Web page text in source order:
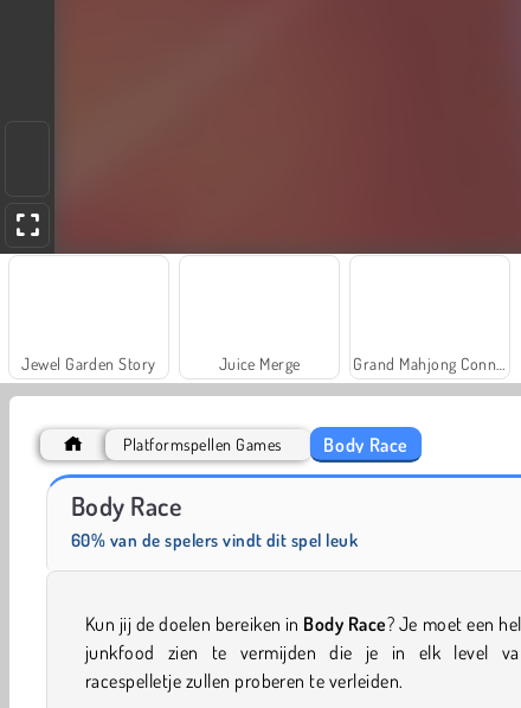
Jewel Garden Story Juice Merge
Trollface Quest: USA 2
Platformspellen Games Body Race
Body Race
60% van de spelers vindt dit spel leuk
Kun jij de doelen bereiken in Body Race? Je moet een
junkfood zien te vermijden die je in elk level
racespelletje zullen proberen te verleiden.